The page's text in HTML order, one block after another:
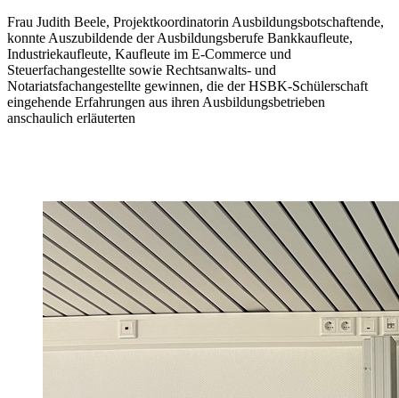
Frau Judith Beele, Projektkoordinatorin Ausbildungsbotschaftende,
konnte Auszubildende der Ausbildungsberufe Bankkaufleute,
Industriekaufleute, Kaufleute im E-Commerce und
Steuerfachangestellte sowie Rechtsanwalts- und
Notariatsfachangestellte gewinnen, die der HSBK-Schülerschaft
eingehende Erfahrungen aus ihren Ausbildungsbetrieben
anschaulich erläuterten